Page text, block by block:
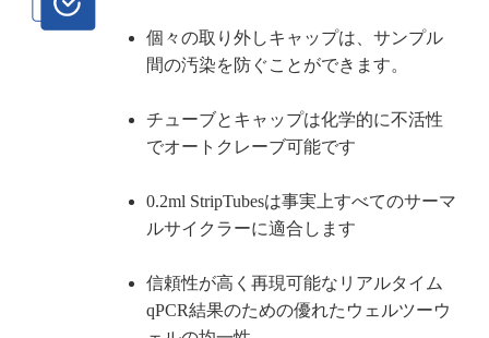
個々の取り外しキャップは、サンプル
間の汚染を防ぐことができます。
チューブとキャップは化学的に不活性
でオートクレーブ可能です
0.2ml StripTubesは事実上すべてのサーマ
ルサイクラーに適合します
信頼性が高く再現可能なリアルタイム
qPCR結果のための優れたウェルツーウ